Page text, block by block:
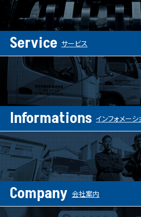
Service サービス
Informations インフォメーシ
Company 会社案内